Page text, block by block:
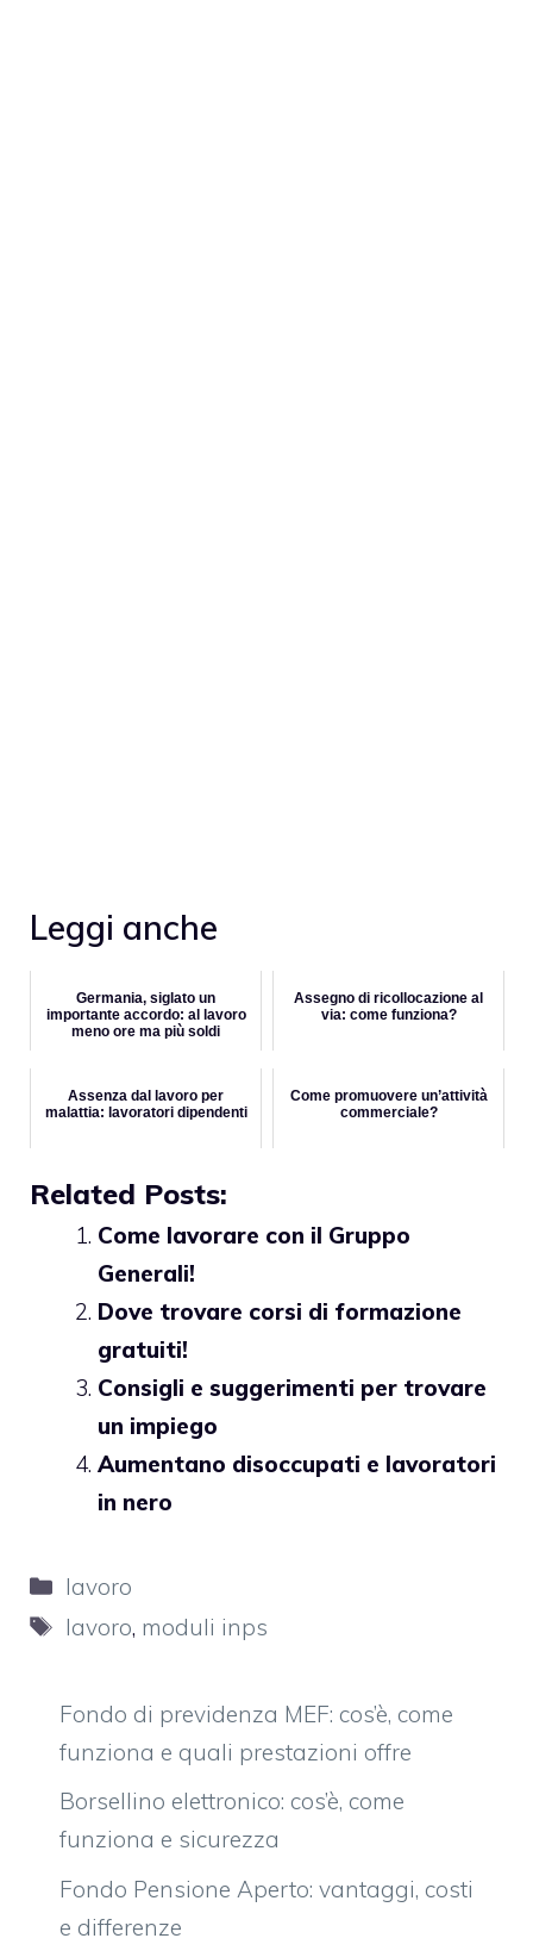
Leggi anche
Germania, siglato un
importante accordo: al lavoro
meno ore ma più soldi
Assegno di ricollocazione al
via: come funziona?
Assenza dal lavoro per
malattia: lavoratori dipendenti
Come promuovere un’attività
commerciale?
Related Posts:
Come lavorare con il Gruppo
Generali!
Dove trovare corsi di formazione
gratuiti!
Consigli e suggerimenti per trovare
un impiego
Aumentano disoccupati e lavoratori
in nero
Categorie
lavoro
Tag
lavoro, moduli inps
Fondo di previdenza MEF: cos’è, come
funziona e quali prestazioni offre
Borsellino elettronico: cos’è, come
funziona e sicurezza
Fondo Pensione Aperto: vantaggi, costi
e differenze